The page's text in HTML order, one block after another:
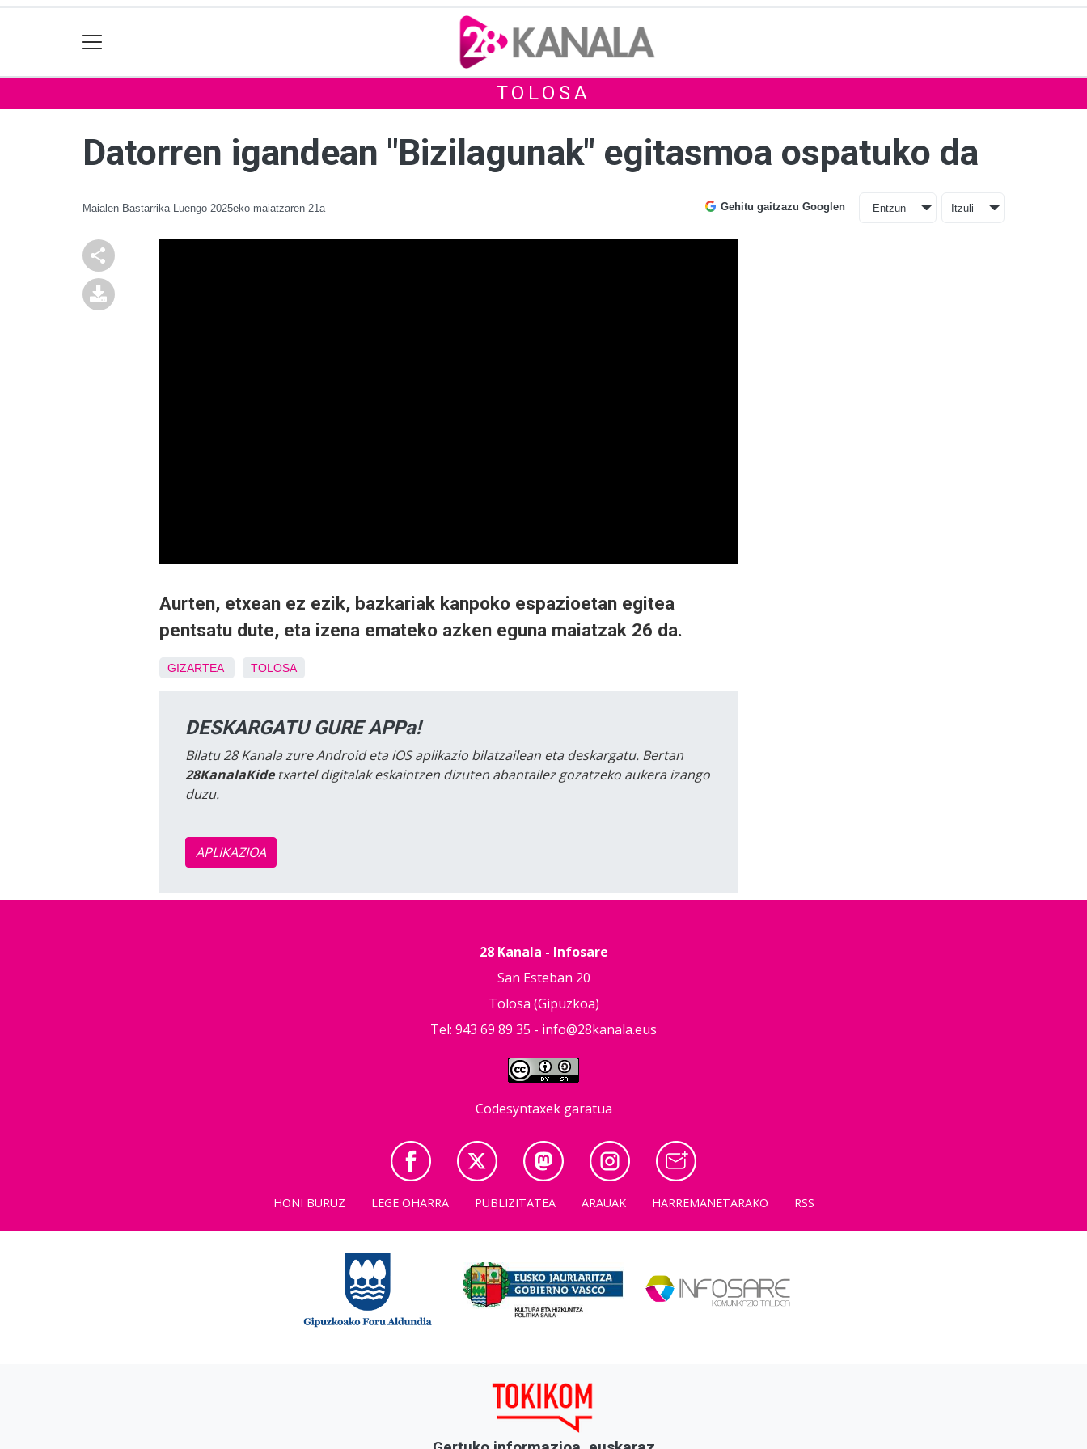
TOLOSA
Datorren igandean "Bizilagunak" egitasmoa ospatuko da
Maialen Bastarrika Luengo 2025eko maiatzaren 21a Gehitu gaitzazu Googlen Entzun Itzuli
Aurten, etxean ez ezik, bazkariak kanpoko espazioetan egitea
pentsatu dute, eta izena emateko azken eguna maiatzak 26 da.
GIZARTEA TOLOSA
DESKARGATU GURE APPa!
Bilatu 28 Kanala zure Android eta iOS aplikazio bilatzailean eta deskargatu. Bertan
28KanalaKidetxartel digitalak eskaintzen dizuten abantailez gozatzeko aukera izango
duzu.
APLIKAZIOA
28 Kanala - Infosare
San Esteban 20
Tolosa (Gipuzkoa)
Tel: 943 69 89 35 - info@28kanala.eus
Codesyntaxek garatua
HONI BURUZ LEGE OHARRA PUBLIZITATEA ARAUAK HARREMANETARAKO RSS